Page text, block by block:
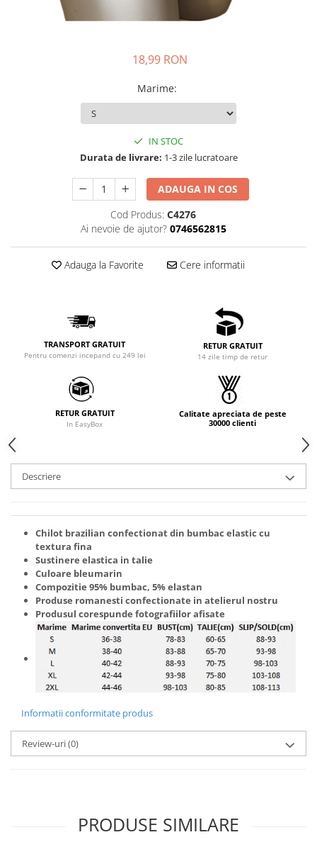
18,99 RON
Marime:
IN STOC
Durata de livrare: 1-3 zile lucratoare
ADAUGA IN COS
Cod Produs: C4276
Ai nevoie de ajutor? 0746562815
Adauga la Favorite Cere informatii
TRANSPORT GRATUIT
Pentru comenzi incepand cu 249 lei
RETUR GRATUIT
14 zile timp de retur
RETUR GRATUIT
In EasyBox
Calitate apreciata de peste
30000 clienti
Descriere
Chilot brazilian confectionat din bumbac elastic cu
textura fina
Sustinere elastica in talie
Culoare bleumarin
Compozitie 95% bumbac, 5% elastan
Produse romanesti confectionate in atelierul nostru
Produsul corespunde fotografiilor afisate
Informatii conformitate produs
Review-uri(0)
PRODUSE SIMILARE